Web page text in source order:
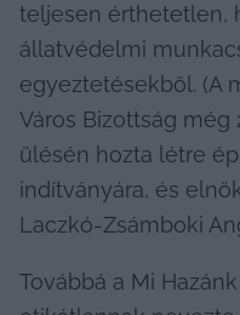
teljesen érthetetlen,
állatvédelmi
egyeztetésekből. (A
Város Bizottság még
ülésén hozta létre
indítványára, és
Laczkó-Zsámboki
Továbbá a Mi